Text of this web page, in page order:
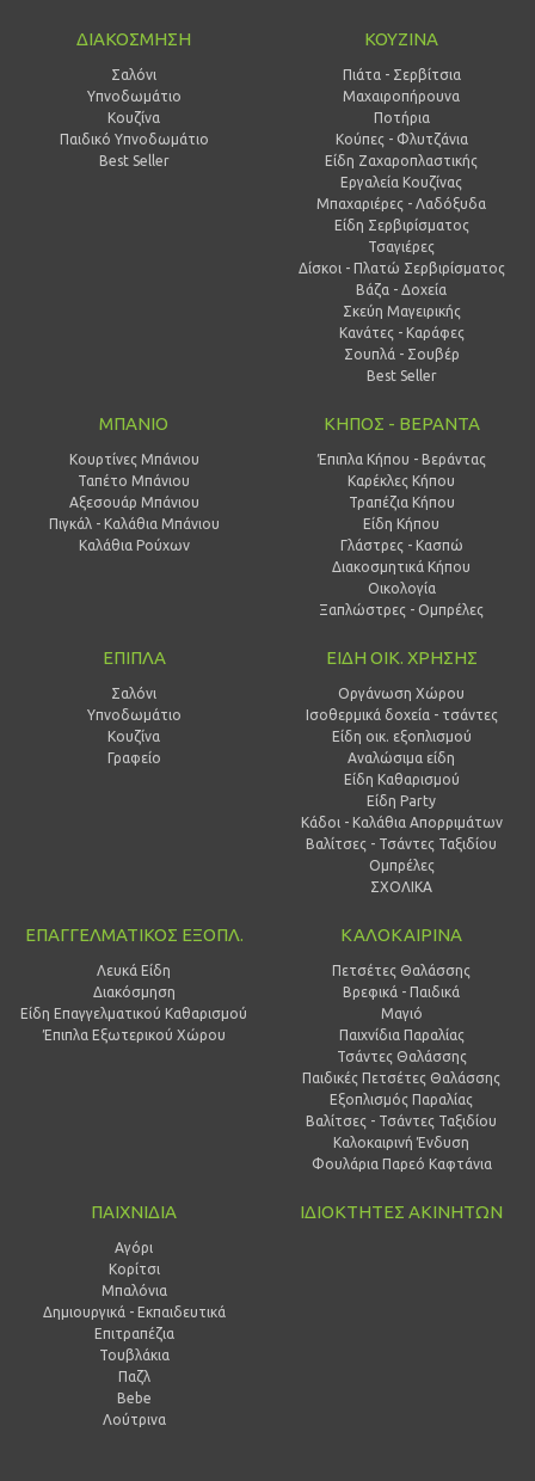
ΔΙΑΚΟΣΜΗΣΗ
Σαλόνι
Υπνοδωμάτιο
Κουζίνα
Παιδικό Υπνοδωμάτιο
Best Seller
ΚΟΥΖΙΝΑ
Πιάτα - Σερβίτσια
Μαχαιροπήρουνα
Ποτήρια
Κούπες - Φλυτζάνια
Είδη Ζαχαροπλαστικής
Εργαλεία Κουζίνας
Μπαχαριέρες - Λαδόξυδα
Είδη Σερβιρίσματος
Τσαγιέρες
Δίσκοι - Πλατώ Σερβιρίσματος
Βάζα - Δοχεία
Σκεύη Μαγειρικής
Κανάτες - Καράφες
Σουπλά - Σουβέρ
Best Seller
ΜΠΑΝΙΟ
Κουρτίνες Μπάνιου
Ταπέτο Μπάνιου
Αξεσουάρ Μπάνιου
Πιγκάλ - Καλάθια Μπάνιου
Καλάθια Ρούχων
ΚΗΠΟΣ - ΒΕΡΑΝΤΑ
Έπιπλα Κήπου - Βεράντας
Καρέκλες Κήπου
Τραπέζια Κήπου
Είδη Κήπου
Γλάστρες - Κασπώ
Διακοσμητικά Κήπου
Οικολογία
Ξαπλώστρες - Ομπρέλες
ΕΠΙΠΛΑ
Σαλόνι
Υπνοδωμάτιο
Κουζίνα
Γραφείο
ΕΙΔΗ ΟΙΚ. ΧΡΗΣΗΣ
Οργάνωση Χώρου
Ισοθερμικά δοχεία - τσάντες
Είδη οικ. εξοπλισμού
Αναλώσιμα είδη
Είδη Καθαρισμού
Είδη Party
Κάδοι - Καλάθια Απορριμάτων
Βαλίτσες - Τσάντες Ταξιδίου
Ομπρέλες
ΣΧΟΛΙΚΑ
ΕΠΑΓΓΕΛΜΑΤΙΚΟΣ ΕΞΟΠΛ.
Λευκά Είδη
Διακόσμηση
Είδη Επαγγελματικού Καθαρισμού
Έπιπλα Εξωτερικού Χώρου
ΚΑΛΟΚΑΙΡΙΝΑ
Πετσέτες Θαλάσσης
Βρεφικά - Παιδικά
Μαγιό
Παιχνίδια Παραλίας
Τσάντες Θαλάσσης
Παιδικές Πετσέτες Θαλάσσης
Εξοπλισμός Παραλίας
Βαλίτσες - Τσάντες Ταξιδίου
Καλοκαιρινή Ένδυση
Φουλάρια Παρεό Καφτάνια
ΠΑΙΧΝΙΔΙΑ
Αγόρι
Κορίτσι
Μπαλόνια
Δημιουργικά - Εκπαιδευτικά
Επιτραπέζια
Τουβλάκια
Παζλ
Bebe
Λούτρινα
ΙΔΙΟΚΤΗΤΕΣ ΑΚΙΝΗΤΩΝ